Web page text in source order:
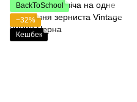
BackToSchool
−32%
Кешбек